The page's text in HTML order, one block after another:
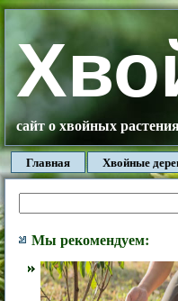
сайт о хвойных
Главная Хвойные
Мы рекомендуем: